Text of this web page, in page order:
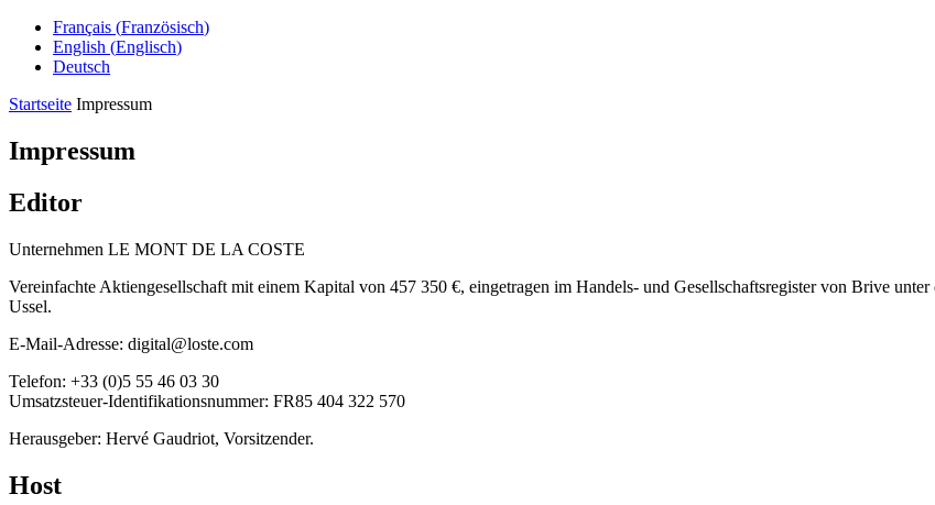
Français (Französisch)
English (Englisch)
Deutsch
Startseite Impressum
Impressum
Editor
Unternehmen LE MONT DE LA COSTE
Vereinfachte Aktiengesellschaft mit einem Kapital von 457 350 €, eingetragen im Handels- und Gesellschaftsregister von Brive
Ussel.
E-Mail-Adresse: digital@loste.com
Telefon: +33 (0)5 55 46 03 30
Umsatzsteuer-Identifikationsnummer: FR85 404 322 570
Herausgeber: Hervé Gaudriot, Vorsitzender.
Host